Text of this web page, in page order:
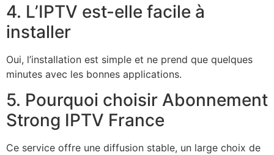
4. L’IPTV est-elle facile à
installer
Oui, l’installation est simple et ne prend que quelques
minutes avec les bonnes applications.
5. Pourquoi choisir Abonnement
Strong IPTV France
Ce service offre une diffusion stable, un large choix de